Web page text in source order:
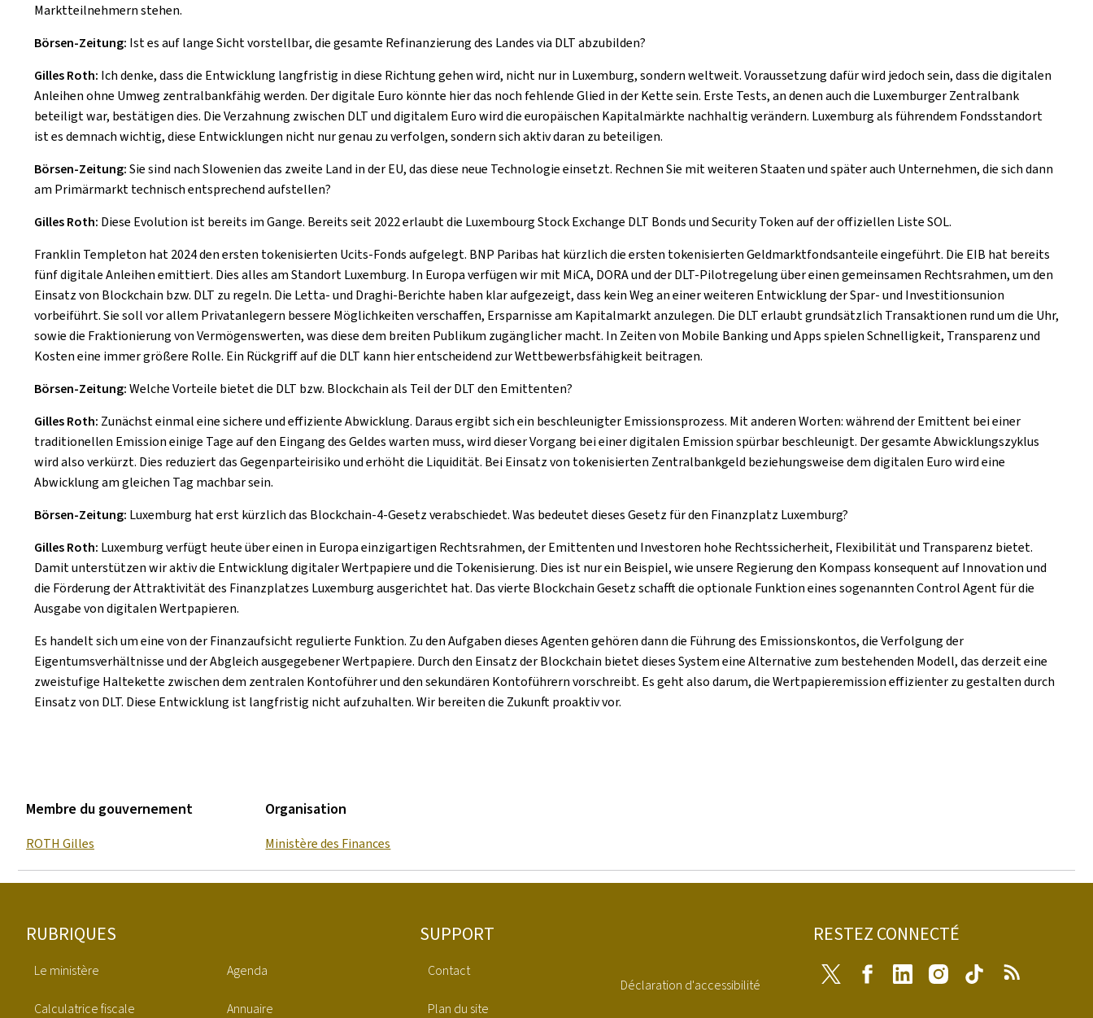
Marktteilnehmern stehen.
Börsen-Zeitung: Ist es auf lange Sicht vorstellbar, die gesamte Refinanzierung des Landes via DLT abzubilden?
Gilles Roth: Ich denke, dass die Entwicklung langfristig in diese Richtung gehen wird, nicht nur in Luxemburg, sondern weltweit. Voraussetzung dafür wird jedoch sein, dass die digitalen
Anleihen ohne Umweg zentralbankfähig werden. Der digitale Euro könnte hier das noch fehlende Glied in der Kette sein. Erste Tests, an denen auch die Luxemburger Zentralbank
beteiligt war, bestätigen dies. Die Verzahnung zwischen DLT und digitalem Euro wird die europäischen Kapitalmärkte nachhaltig verändern. Luxemburg als führendem Fondsstandort
ist es demnach wichtig, diese Entwicklungen nicht nur genau zu verfolgen, sondern sich aktiv daran zu beteiligen.
Börsen-Zeitung:Sie sind nach Slowenien das zweite Land in der EU, das diese neue Technologie einsetzt. Rechnen Sie mit weiteren Staaten und später auch Unternehmen, die sich dann
am Primärmarkt technisch entsprechend aufstellen?
Gilles Roth: Diese Evolution ist bereits im Gange. Bereits seit 2022 erlaubt die Luxembourg Stock Exchange DLT Bonds und Security Token auf der offiziellen Liste SOL.
Franklin Templeton hat 2024 den ersten tokenisierten Ucits-Fonds aufgelegt. BNP Paribas hat kürzlich die ersten tokenisierten Geldmarktfondsanteile eingeführt. Die EIB hat bereits
fünf digitale Anleihen emittiert. Dies alles am Standort Luxemburg. In Europa verfügen wir mit MiCA, DORA und der DLT-Pilotregelung über einen gemeinsamen Rechtsrahmen, um den
Einsatz von Blockchain bzw. DLT zu regeln. Die Letta- und Draghi-Berichte haben klar aufgezeigt, dass kein Weg an einer weiteren Entwicklung der Spar- und Investitionsunion
vorbeiführt. Sie soll vor allem Privatanlegern bessere Möglichkeiten verschaffen, Ersparnisse am Kapitalmarkt anzulegen. Die DLT erlaubt grundsätzlich Transaktionen rund um die Uhr,
sowie die Fraktionierung von Vermögenswerten, was diese dem breiten Publikum zugänglicher macht. In Zeiten von Mobile Bankingund Apps spielen Schnelligkeit, Transparenz und
Kosten eine immer größere Rolle. Ein Rückgriff auf die DLT kann hier entscheidend zur Wettbewerbsfähigkeit beitragen.
Börsen-Zeitung:Welche Vorteile bietet die DLT bzw. Blockchain als Teil der DLT den Emittenten?
Gilles Roth: Zunächst einmal eine sichere und effiziente Abwicklung. Daraus ergibt sich ein beschleunigter Emissionsprozess. Mit anderen Worten: während der Emittent bei einer
traditionellen Emission einige Tage auf den Eingang des Geldes warten muss, wird dieser Vorgang bei einer digitalen Emission spürbar beschleunigt. Der gesamte Abwicklungszyklus
wird also verkürzt. Dies reduziert das Gegenparteirisiko und erhöht die Liquidität. Bei Einsatz von tokenisierten Zentralbankgeld beziehungsweise dem digitalen Euro wird eine
Abwicklung am gleichen Tag machbar sein.
Börsen-Zeitung: Luxemburg hat erst kürzlich das Blockchain-4-Gesetz verabschiedet. Was bedeutet dieses Gesetz für den Finanzplatz Luxemburg?
Gilles Roth: Luxemburg verfügt heute über einen in Europa einzigartigen Rechtsrahmen, der Emittenten und Investoren hohe Rechtssicherheit, Flexibilität und Transparenz bietet.
Damit unterstützen wir aktiv die Entwicklung digitaler Wertpapiere und die Tokenisierung. Dies ist nur ein Beispiel, wie unsere Regierung den Kompass konsequent auf Innovation und
die Förderung der Attraktivität des Finanzplatzes Luxemburg ausgerichtet hat. Das vierte Blockchain Gesetz schafft die optionale Funktion eines sogenanntenControl Agentfür die
Ausgabe von digitalen Wertpapieren.
Es handelt sich um eine von der Finanzaufsicht regulierte Funktion. Zu den Aufgaben dieses Agenten gehören dann die Führung des Emissionskontos, die Verfolgung der
Eigentumsverhältnisse und der Abgleich ausgegebener Wertpapiere. Durch den Einsatz der Blockchain bietet dieses System eine Alternative zum bestehenden Modell, das derzeit eine
zweistufige Haltekette zwischen dem zentralen Kontoführer und den sekundären Kontoführern vorschreibt. Es geht also darum, die Wertpapieremission effizienter zu gestalten durch
Einsatz von DLT. Diese Entwicklung ist langfristig nicht aufzuhalten. Wir bereiten die Zukunft proaktiv vor.
Membre du gouvernement
ROTH Gilles
Organisation
Ministère des Finances
Pied
de
RUBRIQUES
Le ministère
Calculatrice fiscale
Agenda
Annuaire
SUPPORT
Contact
Plan du site
Déclaration d'accessibilité
RESTEZ CONNECTÉ
Twitter FacebookLinkedIn InstagramTiktok